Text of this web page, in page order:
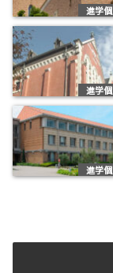
進学
進学
進学